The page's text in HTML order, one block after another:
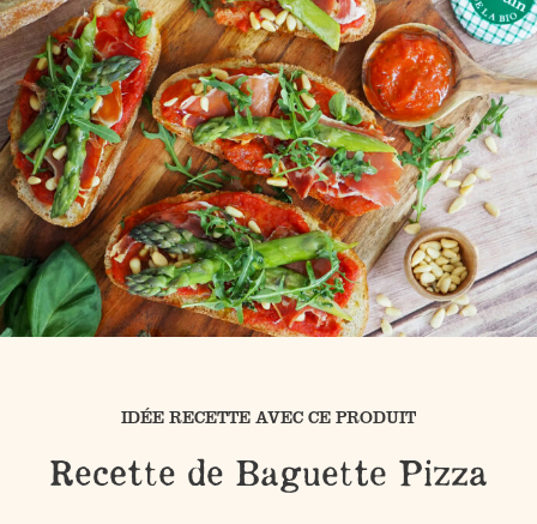
IDÉE RECETTE AVEC CE PRODUIT
Recette de Baguette Pizza